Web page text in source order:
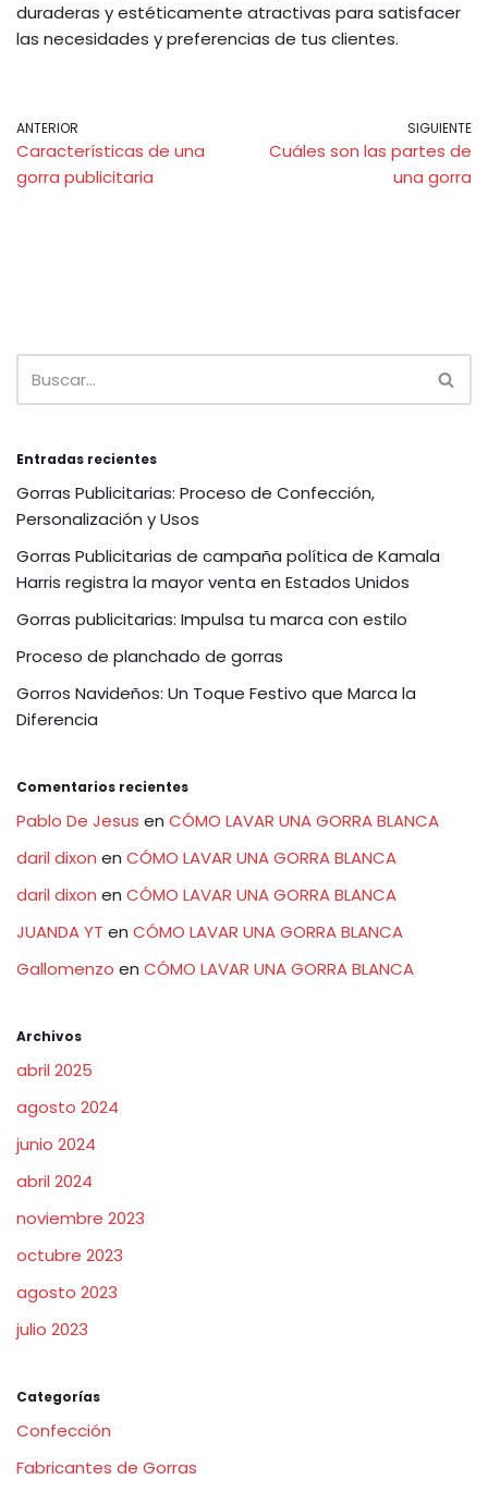
duraderas y estéticamente atractivas para satisfacer
las necesidades y preferencias de tus clientes.
ANTERIOR
Características de una
gorra publicitaria
SIGUIENTE
Cuáles son las partes de
una gorra
Entradas recientes
Gorras Publicitarias: Proceso de Confección,
Personalización y Usos
Gorras Publicitarias de campaña política de Kamala
Harris registra la mayor venta en Estados Unidos
Gorras publicitarias: Impulsa tu marca con estilo
Proceso de planchado de gorras
Gorros Navideños: Un Toque Festivo que Marca la
Diferencia
Comentarios recientes
Pablo De Jesus en CÓMO LAVAR UNA GORRA BLANCA
daril dixon en CÓMO LAVAR UNA GORRA BLANCA
daril dixon en CÓMO LAVAR UNA GORRA BLANCA
JUANDA YT en CÓMO LAVAR UNA GORRA BLANCA
Gallomenzo en CÓMO LAVAR UNA GORRA BLANCA
Archivos
abril 2025
agosto 2024
junio 2024
abril 2024
noviembre 2023
octubre 2023
agosto 2023
julio 2023
Categorías
Confección
Fabricantes de Gorras